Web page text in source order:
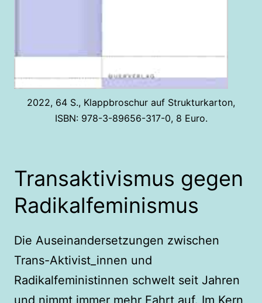
2022, 64 S., Klappbroschur auf Strukturkarton,
ISBN: 978-3-89656-317-0, 8 Euro.
Trans­aktivismus gegen
Radika­l­feminismus
Die Auseinandersetzungen zwischen
Trans-Aktivist_innen und
Radikalfeministinnen schwelt seit Jahren
und nimmt immer mehr Fahrt auf. Im Kern